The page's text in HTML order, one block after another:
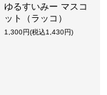
ゆるすいみー マスコ
ット（ラッコ）
1,300円(税込1,430円)